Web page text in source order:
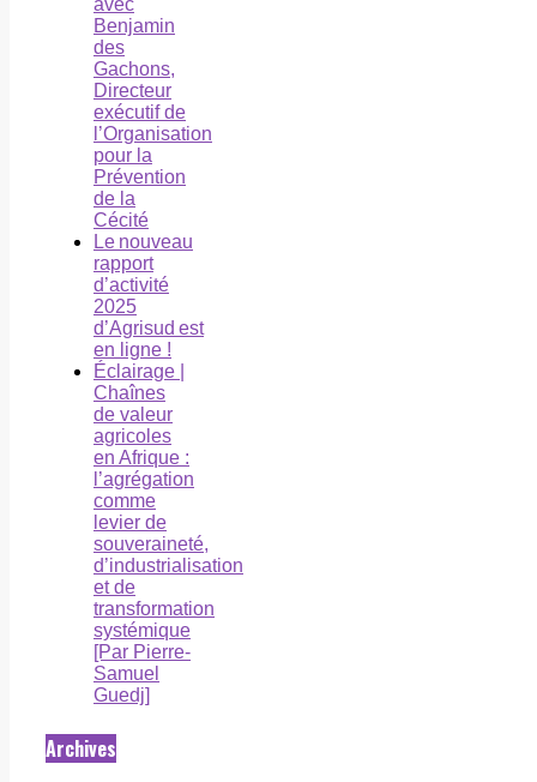
avec
Benjamin
des
Gachons,
Directeur
exécutif de
l’Organisation
pour la
Prévention
de la
Cécité
Le nouveau
rapport
d’activité
2025
d’Agrisud est
en ligne !
Éclairage |
Chaînes
de valeur
agricoles
en Afrique :
l’agrégation
comme
levier de
souveraineté,
d’industrialisation
et de
transformation
systémique
[Par Pierre-
Samuel
Guedj]
Archives